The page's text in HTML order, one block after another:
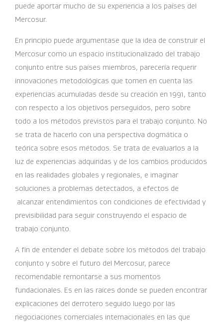
puede aportar mucho de su experiencia a los países del
Mercosur.
En principio puede argumentase que la idea de construir el
Mercosur como un espacio institucionalizado del trabajo
conjunto entre sus países miembros, parecería requerir
innovaciones metodológicas que tomen en cuenta las
experiencias acumuladas desde su creación en 1991, tanto
con respecto a los objetivos perseguidos, pero sobre
todo a los métodos previstos para el trabajo conjunto. No
se trata de hacerlo con una perspectiva dogmática o
teórica sobre esos métodos. Se trata de evaluarlos a la
luz de experiencias adquiridas y de los cambios producidos
en las realidades globales y regionales, e imaginar
soluciones a problemas detectados, a efectos de
alcanzar entendimientos con condiciones de efectividad y
previsibilidad para seguir construyendo el espacio de
trabajo conjunto.
A fin de entender el debate sobre los métodos del trabajo
conjunto y sobre el futuro del Mercosur, parece
recomendable remontarse a sus momentos
fundacionales. Es en las raíces donde se pueden encontrar
explicaciones del derrotero seguido luego por las
negociaciones comerciales internacionales en las que